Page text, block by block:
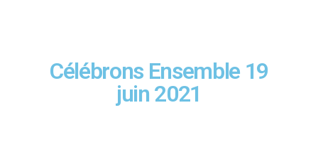
Célébrons Ensemble 19
juin 2021